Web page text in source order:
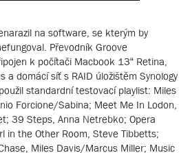
na software, se kterým by
Převodník Groove
k počítači Macbook 13“ Retina,
a domácí síť s RAID úložištěm Synology
standardní testovací playlist: Miles
Forcione/Sabina; Meet Me In Lodon,
39 Steps, Anna Netrebko; Opera
in the Other Room, Steve Tibbetts;
Miles Davis/Marcus Miller; Music